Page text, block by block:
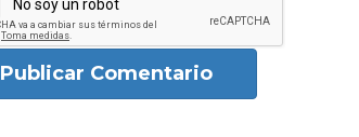
Publicar Comentario